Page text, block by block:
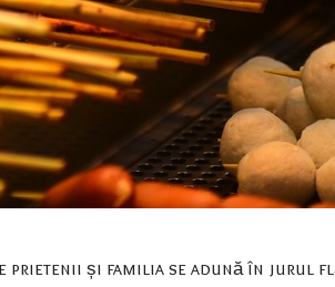
prietenii și familia se adună în jurul